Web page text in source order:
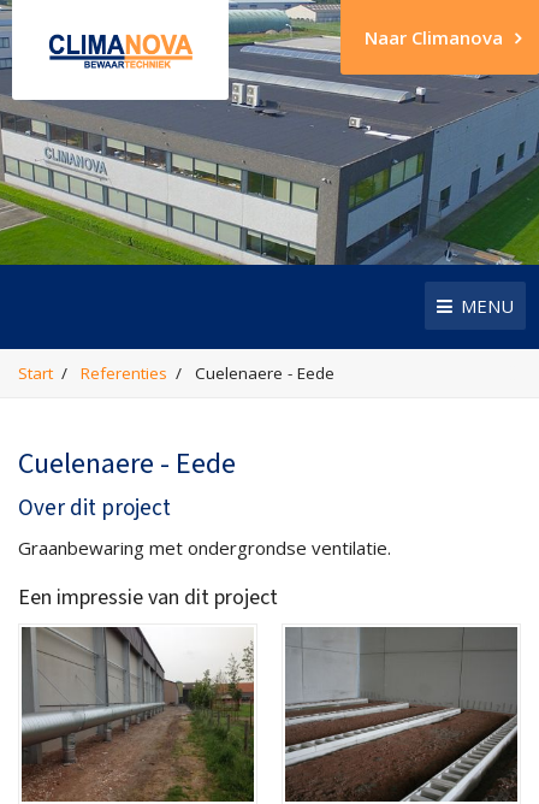
Naar Climanova
MENU
Start Referenties Cuelenaere - Eede
Cuelenaere - Eede
Over dit project
Graanbewaring met ondergrondse ventilatie.
Een impressie van dit project